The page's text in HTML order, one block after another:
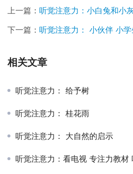
上一篇： 听觉注意力：小白兔和小灰兔 儿
下一篇： 听觉注意力： 小伙伴 小
相关文章
听觉注意力： 给予树
听觉注意力： 桂花雨
听觉注意力： 大自然的启示
听觉注意力：看电视 专注力教材